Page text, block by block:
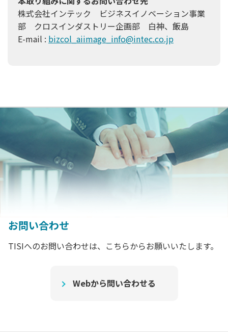
株式会社インテック ビジネスイノベーション事業
部 クロスインダストリー企画部 白神、飯島
E-mail : bizcol_aiimage_info@intec.co.jp
お問い合わせ
TISIへのお問い合わせは、こちらからお願いいたします。
Webから問い合わせる